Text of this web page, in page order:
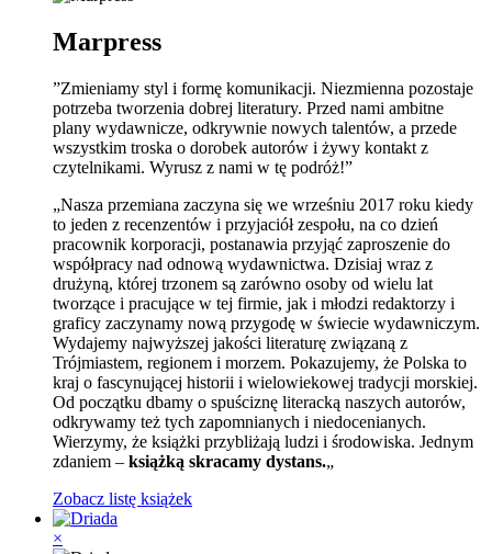
Marpress
”Zmieniamy styl i formę komunikacji. Niezmienna pozostaje
potrzeba tworzenia dobrej literatury. Przed nami ambitne
plany wydawnicze, odkrywnie nowych talentów, a przede
wszystkim troska o dorobek autorów i żywy kontakt z
czytelnikami. Wyrusz z nami w tę podróż!”
„Nasza przemiana zaczyna się we wrześniu 2017 roku kiedy
to jeden z recenzentów i przyjaciół zespołu, na co dzień
pracownik korporacji, postanawia przyjąć zaproszenie do
współpracy nad odnową wydawnictwa. Dzisiaj wraz z
drużyną, której trzonem są zarówno osoby od wielu lat
tworzące i pracujące w tej firmie, jak i młodzi redaktorzy i
graficy zaczynamy nową przygodę w świecie wydawniczym.
Wydajemy najwyższej jakości literaturę związaną z
Trójmiastem, regionem i morzem. Pokazujemy, że Polska to
kraj o fascynującej historii i wielowiekowej tradycji morskiej.
Od początku dbamy o spuściznę literacką naszych autorów,
odkrywamy też tych zapomnianych i niedocenianych.
Wierzymy, że książki przybliżają ludzi i środowiska. Jednym
zdaniem – książką skracamy dystans.„
Zobacz listę książek
×